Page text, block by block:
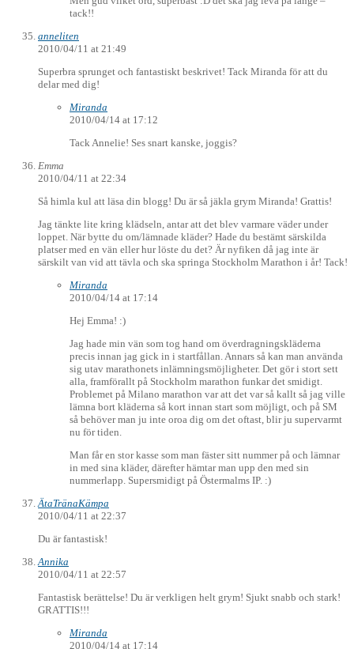
tack!!
anneliten
2010/04/11 at 21:49
Superbra sprunget och fantastiskt beskrivet! Tack Miranda för att du
delar med dig!
Miranda
2010/04/14 at 17:12
Tack Annelie! Ses snart kanske, joggis?
Emma
2010/04/11 at 22:34
Så himla kul att läsa din blogg! Du är så jäkla grym Miranda! Grattis!
Jag tänkte lite kring klädseln, antar att det blev varmare väder under
loppet. När bytte du om/lämnade kläder? Hade du bestämt särskilda
platser med en vän eller hur löste du det? Är nyfiken då jag inte är
särskilt van vid att tävla och ska springa Stockholm Marathon i år! Tack!
Miranda
2010/04/14 at 17:14
Hej Emma! :)
Jag hade min vän som tog hand om överdragningskläderna
precis innan jag gick in i startfållan. Annars så kan man använda
sig utav marathonets inlämningsmöjligheter. Det gör i stort sett
alla, framförallt på Stockholm marathon funkar det smidigt.
Problemet på Milano marathon var att det var så kallt så jag ville
lämna bort kläderna så kort innan start som möjligt, och på SM
så behöver man ju inte oroa dig om det oftast, blir ju supervarmt
nu för tiden.
Man får en stor kasse som man fäster sitt nummer på och lämnar
in med sina kläder, därefter hämtar man upp den med sin
nummerlapp. Supersmidigt på Östermalms IP. :)
ÄtaTränaKämpa
2010/04/11 at 22:37
Du är fantastisk!
Annika
2010/04/11 at 22:57
Fantastisk berättelse! Du är verkligen helt grym! Sjukt snabb och stark!
GRATTIS!!!
Miranda
2010/04/14 at 17:14